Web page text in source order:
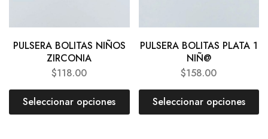
PULSERA BOLITAS NIÑOS
ZIRCONIA
$118.00
Seleccionar opciones
PULSERA BOLITAS PLATA 1
NIÑ@
$158.00
Seleccionar opciones